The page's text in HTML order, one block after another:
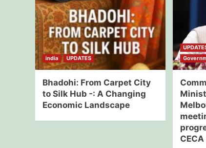
india UPDATES
Bhadohi: From Carpet City
to Silk Hub -: A Changing
Economic Landscape